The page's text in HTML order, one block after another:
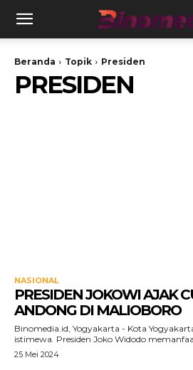
Beranda Topik Presiden
PRESIDEN
NASIONAL
PRESIDEN JOKOWI AJAK
ANDONG DI MALIOBORO
Binomedia.id, Yogyakarta - Kota
istimewa. Presiden Joko Widodo
25 Mei 2024